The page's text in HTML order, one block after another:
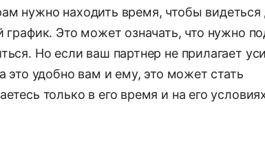
нужно находить время, чтобы видеться
Это может означать, что нужно
Но если ваш партнер не прилагает
это удобно вам и ему, это может стать
только в его время и на его